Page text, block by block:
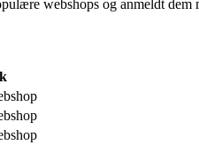
webshops og anmeldt